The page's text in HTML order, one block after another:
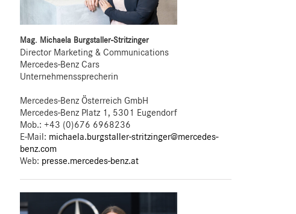
Mag. Michaela Burgstaller-Stritzinger
Director Marketing & Communications
Mercedes-Benz Cars
Unternehmenssprecherin
Mercedes-Benz Österreich GmbH
Mercedes-Benz Platz 1, 5301 Eugendorf
Mob.:+43 (0)676 6968236
E-Mail: michaela.burgstaller-stritzinger@mercedes-
benz.com
Web: presse.mercedes-benz.at